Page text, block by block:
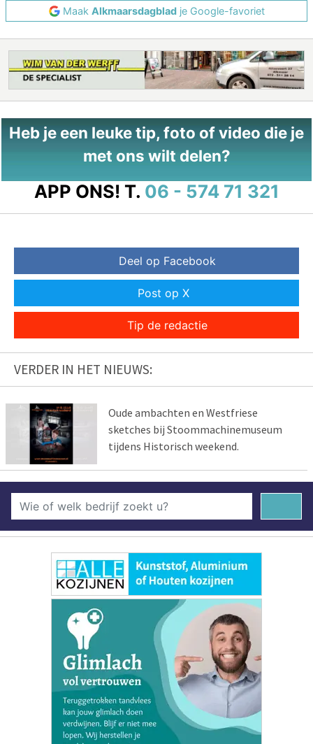
Maak Alkmaarsdagbladje Google-favoriet
Heb je een leuke tip, foto of video die je
met ons wilt delen?
APP ONS! T. 06 - 574 71 321
Deel op Facebook
Post op X
Tip de redactie
VERDER IN HET NIEUWS:
Oude ambachten en Westfriese
sketches bij Stoommachinemuseum
tijdens Historisch weekend.